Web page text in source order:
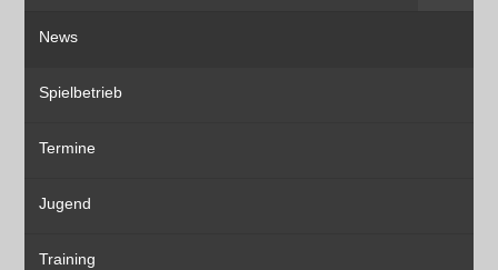
News
Spielbetrieb
Termine
Jugend
Training